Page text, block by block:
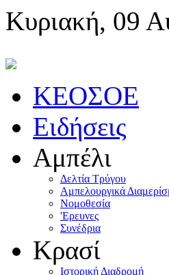
Κυριακή, 09
KEOΣOE
Ειδήσεις
Αμπέλι
Δελτία Τρύγου
Αμπελουργικά
Nομοθεσία
'Eρευνες
Συνέδρια
Κρασί
Iστορική Διαδρομή